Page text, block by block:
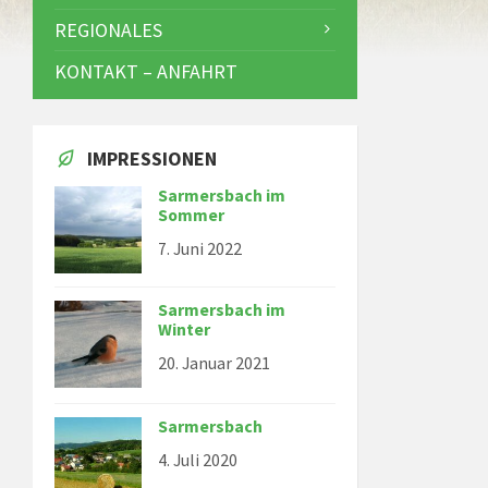
REGIONALES
KONTAKT – ANFAHRT
IMPRESSIONEN
Sarmersbach im
Sommer
7. Juni 2022
Sarmersbach im
Winter
20. Januar 2021
Sarmersbach
4. Juli 2020